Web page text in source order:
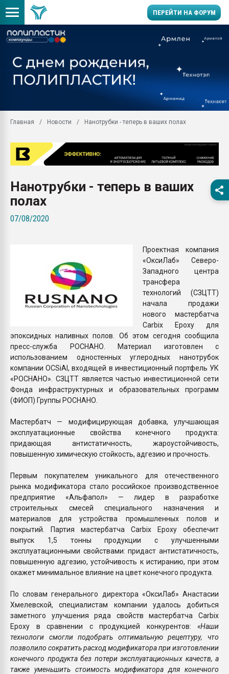
ПЕРЕЙТИ НА ФОРУМ
заводу пластмасс"
Помощь в подборе
Вакуум-формовочные
Подмосковье, Москва
первый план в
бутылок
ПЕРЕЙТИ НА
Главная Новости Нанотрубки - теперь в ваших полах
Нанотрубки - теперь в ваших
полах
07/08/2020
Проектная компания
«ОксиЛаб» Северо-
Западного центра
трансфера
технологий (СЗЦТТ)
начала продажи
нового мастербатча
Carbix Epoxy для
эпоксидных наливных полов. Об этом сегодня сообщила
пресс-служба РОСНАНО. Материал изготовлен с
использованием одностенных углеродных нанотрубок
компании OCSiAl, входящей в инвестиционный портфель УК
«РОСНАНО». СЗЦТТ является частью инвестиционной сети
Фонда инфраструктурных и образовательных программ
(ФИОП) Группы РОСНАНО.
Мастербатч — модифицирующая добавка, улучшающая
эксплуатационные свойства конечного продукта:
придающая антистатичность, жароустойчивость,
повышенную химическую стойкость, адгезию и прочность.
Первым покупателем уникального для отечественного
рынка модификатора стало российское производственное
предприятие «Альфапол» — лидер в разработке
строительных смесей специального назначения и
материалов для устройства промышленных полов и
покрытий. Партия мастербатча Carbix Epoxy обеспечит
выпуск 1,5 тонны продукции с улучшенными
эксплуатационными свойствами: придаст антистатичность,
повышенную адгезию, устойчивость к истиранию, при этом
окажет минимальное влияние на цвет конечного продукта.
По словам генерального директора «ОксиЛаб» Анастасии
Хмелевской, специалистам компании удалось добиться
заметного улучшения ряда свойств мастербатча Carbix
Epoxy в сравнении с продукцией конкурентов: «Наши
технологи смогли подобрать оптимальную рецептуру, что
позволило сократить расход модификатора при изготовлении
конечного продукта без потери эксплуатационных качеств, а
также уменьшить стоимость модификатора для конечного